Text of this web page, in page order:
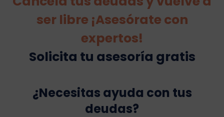
ser libre ¡Asesórate con
expertos!
Solicita tu asesoría gratis
¿Necesitas ayuda con tus
deudas?